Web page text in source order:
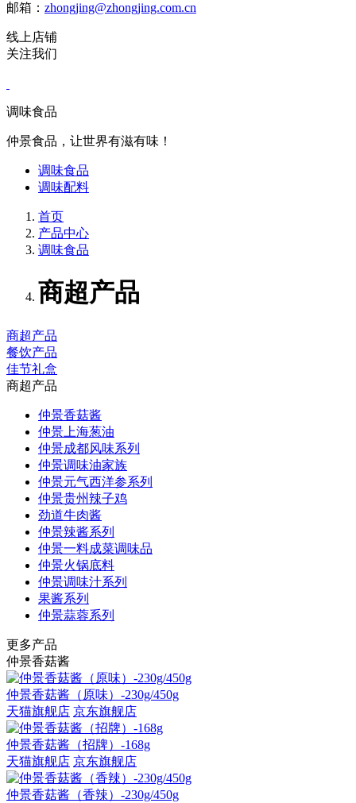
邮箱： zhongjing@zhongjing.com.cn
线上店铺
关注我们
调味食品
仲景食品，让世界有滋有味！
调味食品
调味配料
首页
产品中心
调味食品
商超产品
商超产品
餐饮产品
佳节礼盒
商超产品
仲景香菇酱
仲景上海葱油
仲景成都风味系列
仲景调味油家族
仲景元气西洋参系列
仲景贵州辣子鸡
劲道牛肉酱
仲景辣酱系列
仲景一料成菜调味品
仲景火锅底料
仲景调味汁系列
果酱系列
仲景蒜蓉系列
更多产品
仲景香菇酱
仲景香菇酱（原味）-230g/450g
天猫旗舰店 京东旗舰店
仲景香菇酱（招牌）-168g
天猫旗舰店 京东旗舰店
仲景香菇酱（香辣）-230g/450g